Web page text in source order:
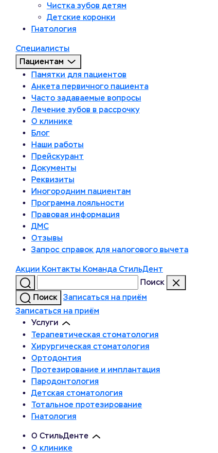
Чистка зубов детям
Детские коронки
Гнатология
Специалисты
Пациентам
Памятки для пациентов
Анкета первичного пациента
Часто задаваемые вопросы
Лечение зубов в рассрочку
О клинике
Блог
Наши работы
Прейскурант
Документы
Реквизиты
Иногородним пациентам
Программа лояльности
Правовая информация
ДМС
Отзывы
Запрос справок для налогового вычета
Акции Контакты Команда СтильДент
Поиск
Поиск
Записаться на приём
Записаться на приём
Услуги
Терапевтическая стоматология
Хирургическая стоматология
Ортодонтия
Протезирование и имплантация
Пародонтология
Детская стоматология
Тотальное протезирование
Гнатология
О СтильДенте
О клинике